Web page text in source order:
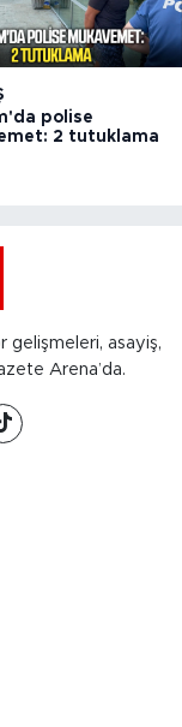
polise
2 tutuklama
gelişmeleri, asayiş,
Arena’da.